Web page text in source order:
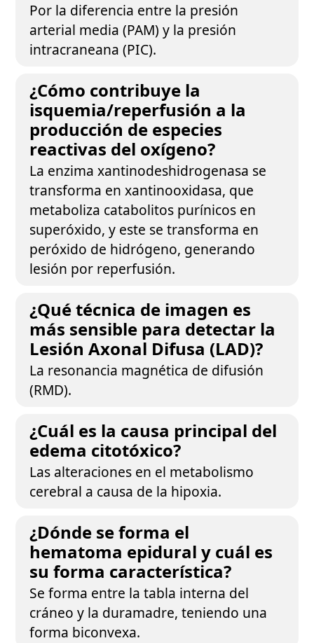
Por la diferencia entre la presión
arterial media (PAM) y la presión
intracraneana (PIC).
¿Cómo contribuye la
isquemia/reperfusión a la
producción de especies
reactivas del oxígeno?
La enzima xantinodeshidrogenasa se
transforma en xantinooxidasa, que
metaboliza catabolitos purínicos en
superóxido, y este se transforma en
peróxido de hidrógeno, generando
lesión por reperfusión.
¿Qué técnica de imagen es
más sensible para detectar la
Lesión Axonal Difusa (LAD)?
La resonancia magnética de difusión
(RMD).
¿Cuál es la causa principal del
edema citotóxico?
Las alteraciones en el metabolismo
cerebral a causa de la hipoxia.
¿Dónde se forma el
hematoma epidural y cuál es
su forma característica?
Se forma entre la tabla interna del
cráneo y la duramadre, teniendo una
forma biconvexa.